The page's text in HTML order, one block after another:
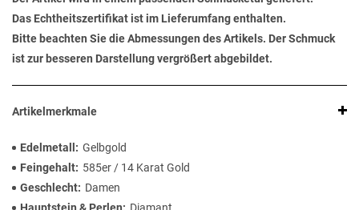
Das Echtheitszertifikat ist im Lieferumfang enthalten.
Bitte beachten Sie die Abmessungen des Artikels. Der Schmuck
ist zur besseren Darstellung vergrößert abgebildet.
Artikelmerkmale
Edelmetall
Gelbgold
Feingehalt
585er / 14 Karat Gold
Geschlecht
Damen